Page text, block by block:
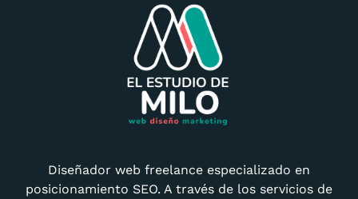
Diseñador web freelance especializado en
posicionamiento SEO. A través de los servicios de